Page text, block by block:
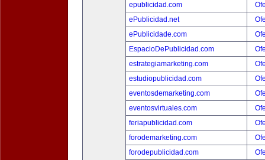
epublicidad.com
ePublicidad.net
ePublicidade.com
EspacioDePublicidad.com
estrategiamarketing.com
estudiopublicidad.com
eventosdemarketing.com
eventosvirtuales.com
feriapublicidad.com
forodemarketing.com
forodepublicidad.com